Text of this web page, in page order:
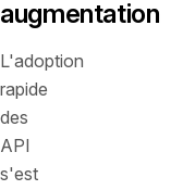
augmentation
L'adoption
rapide
des
API
s'est